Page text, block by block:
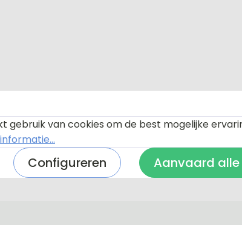
met eenstaand reclamebord
dat jouw bedrijf
gebruik van cookies om de best mogelijke
Configureren Aanvaard